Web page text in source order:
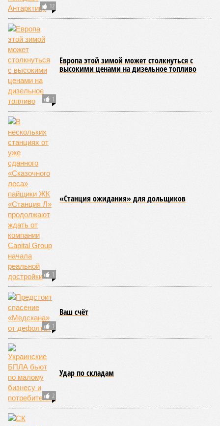
Версия //
крутой нрав – когда покажет снова?
Земля уже не раз показывала человечеству свой крутой
нрав – когда покажет снова?
Последние времена
Земля уже не раз показывала человечеству свой крутой нрав – когда
Природа постоянно вступает в противоречие с нами. Ведь пока
она стремится всё на планете держать в балансе, человечество
не особенно церемонится с окружающей средой. Самые
массовые катастрофы в прошлом – какими они были? Какие
ждут нас со дня на день и чем грозят?
РассказСтивена Кинга
последствия очередного апокалипсиса, искусственно
вызванного группой биологов, называется «Конец всей
этой мерзости». В реальной жизни участия пытливых
исследователей в организации конца света может не
понадобиться: природа сама разберётся, как и где
уменьшить масштабы человеческой популяции.
(фото: en.wikipedia.org)
Да, наша любимая маленькая планета может быть
единственной, где в пределах Солнечной системы есть
полноценная жизнь, но Земля также регулярно пытается
эту жизнь уничтожить. Так уж вышло, что внутренние
процессы на планете включают в себя всевозможные
геологические, метеорологические и физические явления,